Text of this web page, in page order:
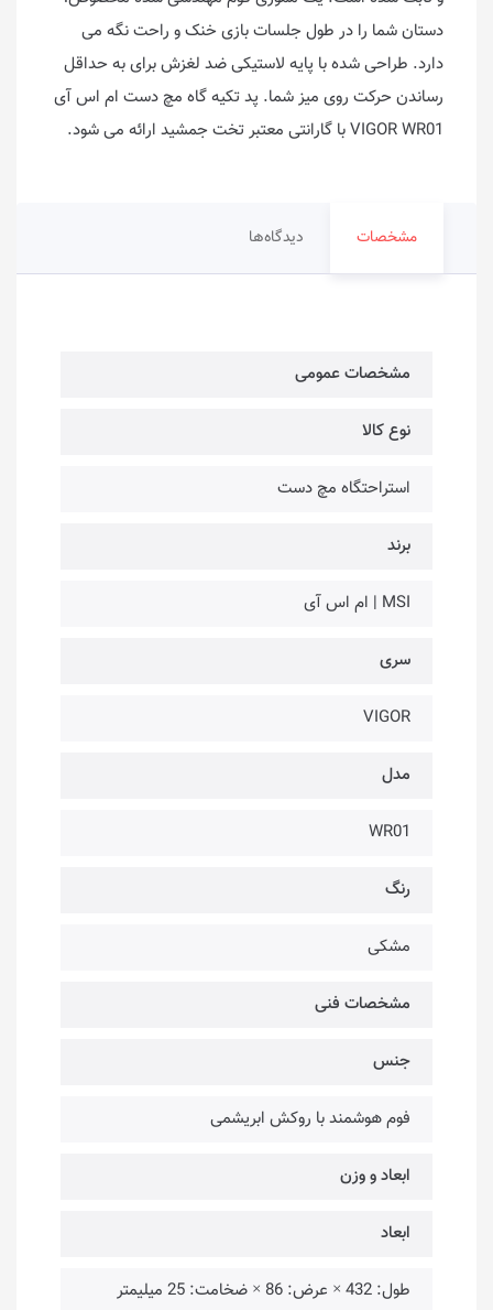
دستان شما را در طول جلسات بازی خنک و راحت نگه می
دارد. طراحی شده با پایه لاستیکی ضد لغزش برای به حداقل
رساندن حرکت روی میز شما. پد تکیه گاه مچ دست ام اس آی
VIGOR WR01 با گارانتی معتبر تخت جمشید ارائه می شود.
مشخصات دیدگاه‌ها
مشخصات عمومی
نوع کالا
استراحتگاه مچ دست
برند
MSI | ام اس آی
سری
VIGOR
مدل
WR01
رنگ
مشکی
مشخصات فنی
جنس
فوم هوشمند با روکش ابریشمی
ابعاد و وزن
ابعاد
طول: 432 × عرض: 86 × ضخامت: 25 میلیمتر